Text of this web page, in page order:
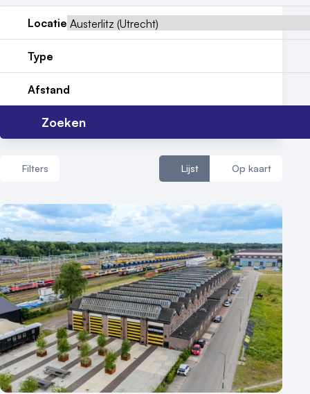
Locatie
Type
Afstand
Zoeken
Filters Lijst Op kaart
Aantal zalen
1 - 5 zalen
6 - 10 zalen
10 of meer zalen
Aantal personen
1 - 50 personen
50 - 100 personen
100 - 250 personen